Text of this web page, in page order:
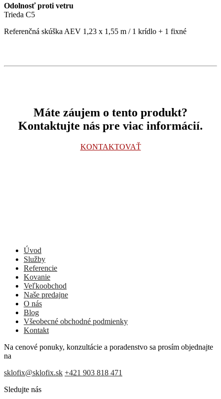
Odolnosť proti vetru
Trieda C5
Referenčná skúška AEV 1,23 x 1,55 m / 1 krídlo + 1 fixné
Máte záujem o tento produkt?
Kontaktujte nás pre viac informácií.
KONTAKTOVAŤ
Úvod
Služby
Referencie
Kovanie
Veľkoobchod
Naše predajne
O nás
Blog
Všeobecné obchodné podmienky
Kontakt
Na cenové ponuky, konzultácie a poradenstvo sa prosím objednajte
na
sklofix@sklofix.sk +421 903 818 471
Sledujte nás